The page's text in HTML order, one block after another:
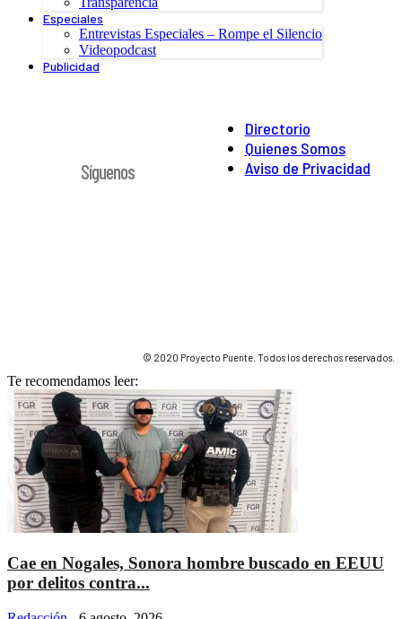
Especiales
Entrevistas Especiales – Rompe el Silencio
Videopodcast
Publicidad
Directorio
Quienes Somos
Aviso de Privacidad
Síguenos
© 2020 Proyecto Puente. Todos los derechos reservados.
Te recomendamos leer:
Cae en Nogales, Sonora hombre buscado en EEUU
por delitos contra...